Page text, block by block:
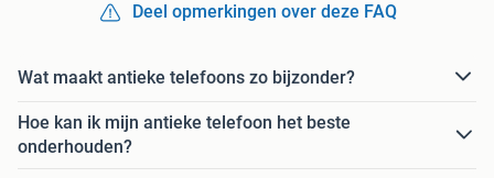
Deel opmerkingen over deze FAQ
Wat maakt antieke telefoons zo bijzonder?
Hoe kan ik mijn antieke telefoon het beste
onderhouden?